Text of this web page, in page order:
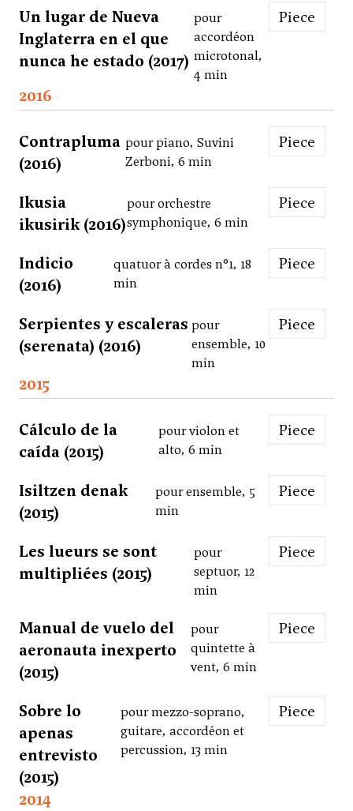
Un lugar de Nueva
Inglaterra en el que
nunca he estado (2017)
pour
accordéon
microtonal,
4 min
Piece
2016
Contrapluma
(2016)
pour piano, Suvini
Zerboni, 6 min
Piece
Ikusia
ikusirik (2016)
pour orchestre
symphonique, 6 min
Piece
Indicio
(2016)
quatuor à cordes n°1, 18
min
Piece
Serpientes y escaleras
(serenata) (2016)
pour
ensemble, 10
min
Piece
2015
Cálculo de la
caída (2015)
pour violon et
alto, 6 min
Piece
Isiltzen denak
(2015)
pour ensemble, 5
min
Piece
Les lueurs se sont
multipliées (2015)
pour
septuor, 12
min
Piece
Manual de vuelo del
aeronauta inexperto
(2015)
pour
quintette à
vent, 6 min
Piece
Sobre lo
apenas
entrevisto
(2015)
pour mezzo-soprano,
guitare, accordéon et
percussion, 13 min
Piece
2014